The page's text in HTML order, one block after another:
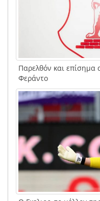
Παρελθόν και επίσημα
Φεράντο